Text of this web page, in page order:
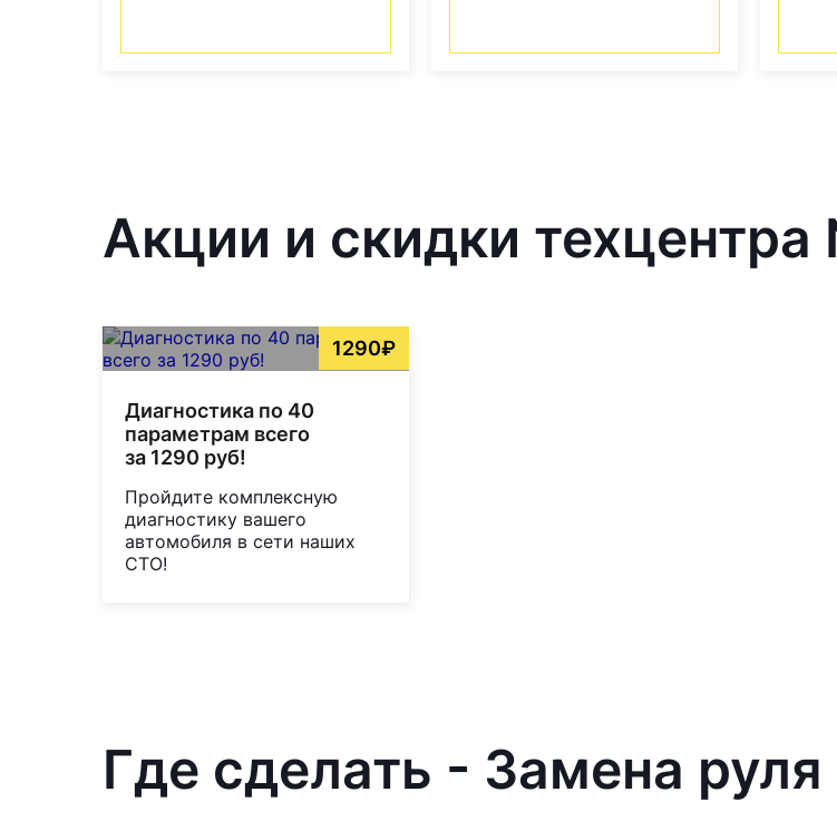
Акции и скидки техцентра
1290₽
Диагностика по 40
параметрам всего
за 1290 руб!
Пройдите комплексную
диагностику вашего
автомобиля в сети наших
СТО!
Где сделать - Замена